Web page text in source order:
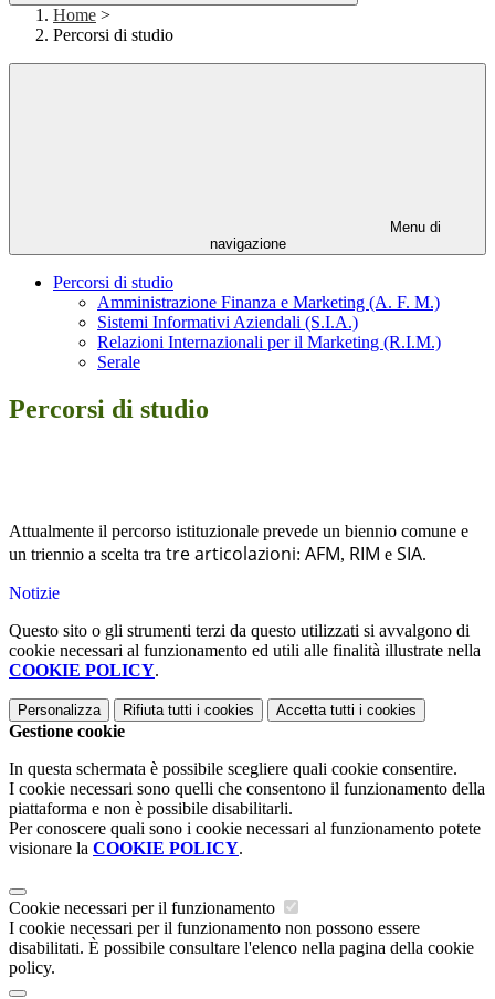
Home >
Percorsi di studio
Menu di
navigazione
Percorsi di studio
Amministrazione Finanza e Marketing (A. F. M.)
Sistemi Informativi Aziendali (S.I.A.)
Relazioni Internazionali per il Marketing (R.I.M.)
Serale
Percorsi di studio
Attualmente il percorso istituzionale prevede un biennio comune e
un triennio a scelta tra tre articolazioni: AFM, RIM e SIA.
Notizie
Questo sito o gli strumenti terzi da questo utilizzati si avvalgono di
cookie necessari al funzionamento ed utili alle finalità illustrate nella
COOKIE POLICY.
Personalizza Rifiuta tutti i cookies Accetta tutti i cookies
Gestione cookie
In questa schermata è possibile scegliere quali cookie consentire.
I cookie necessari sono quelli che consentono il funzionamento della
piattaforma e non è possibile disabilitarli.
Per conoscere quali sono i cookie necessari al funzionamento potete
visionare la COOKIE POLICY.
Cookie necessari per il funzionamento
I cookie necessari per il funzionamento non possono essere
disabilitati. È possibile consultare l'elenco nella pagina della cookie
policy.